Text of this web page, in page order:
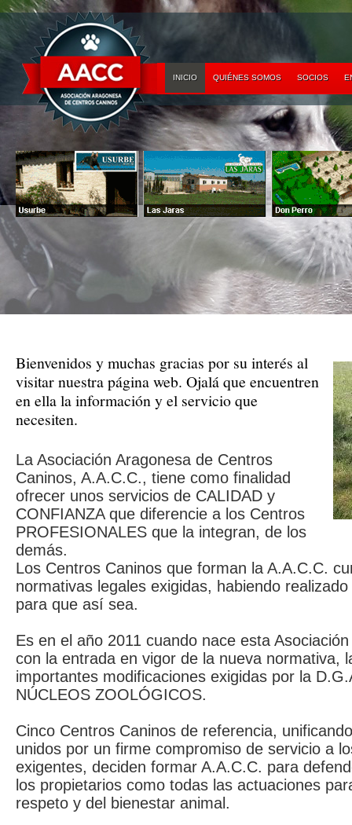
INICIO QUIÉNES SOMOS SOCIOS
Bienvenidos y muchas gracias por su interés al
visitar nuestra página web. Ojalá que encuentren
en ella la información y el servicio que
necesiten.
La Asociación Aragonesa de Centros
Caninos, A.A.C.C., tiene como finalidad
ofrecer unos servicios de CALIDAD y
CONFIANZA que diferencie a los Centros
PROFESIONALES que la integran, de los
demás.
Los Centros Caninos que forman la A.A.C.C.
normativas legales exigidas, habiendo
para que así sea.
Es en el año 2011 cuando nace esta
con la entrada en vigor de la nueva normativa,
importantes modificaciones exigidas por la
NÚCLEOS ZOOLÓGICOS.
Cinco Centros Caninos de referencia,
unidos por un firme compromiso de servicio a
exigentes, deciden formar A.A.C.C. para
los propietarios como todas las actuaciones
respeto y del bienestar animal.